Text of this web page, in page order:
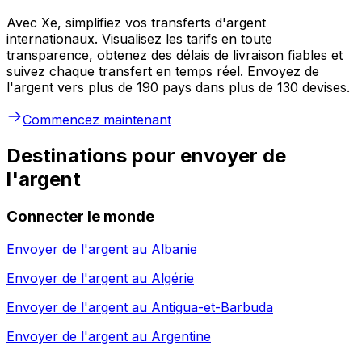
Avec Xe, simplifiez vos transferts d'argent
internationaux. Visualisez les tarifs en toute
transparence, obtenez des délais de livraison fiables et
suivez chaque transfert en temps réel. Envoyez de
l'argent vers plus de 190 pays dans plus de 130 devises.
Commencez maintenant
Destinations pour envoyer de
l'argent
Connecter le monde
Envoyer de l'argent au Albanie
Envoyer de l'argent au Algérie
Envoyer de l'argent au Antigua-et-Barbuda
Envoyer de l'argent au Argentine